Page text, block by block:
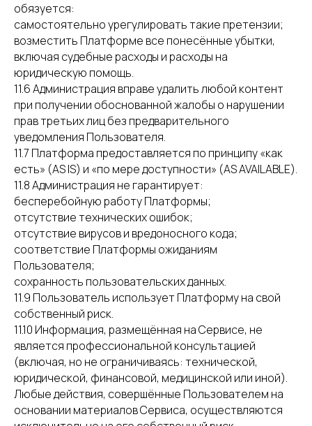
обязуется:
самостоятельно урегулировать такие претензии;
возместить Платформе все понесённые убытки,
включая судебные расходы и расходы на
юридическую помощь.
11.6 Администрация вправе удалить любой контент
при получении обоснованной жалобы о нарушении
прав третьих лиц без предварительного
уведомления Пользователя.
11.7 Платформа предоставляется по принципу «как
есть» (AS IS) и «по мере доступности» (AS AVAILABLE).
11.8 Администрация не гарантирует:
бесперебойную работу Платформы;
отсутствие технических ошибок;
отсутствие вирусов и вредоносного кода;
соответствие Платформы ожиданиям
Пользователя;
сохранность пользовательских данных.
11.9 Пользователь использует Платформу на свой
собственный риск.
11.10 Информация, размещённая на Сервисе, не
является профессиональной консультацией
(включая, но не ограничиваясь: технической,
юридической, финансовой, медицинской или иной).
Любые действия, совершённые Пользователем на
основании материалов Сервиса, осуществляются